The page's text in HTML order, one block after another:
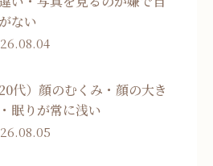
ない
20代）顔のむくみ・顔の大き
眠りが常に浅い